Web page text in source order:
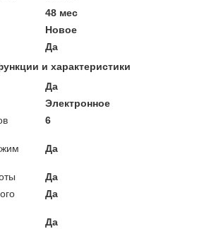
48 мес
Новое
Да
и характеристики
Да
Электронное
6
Да
Да
Да
Да